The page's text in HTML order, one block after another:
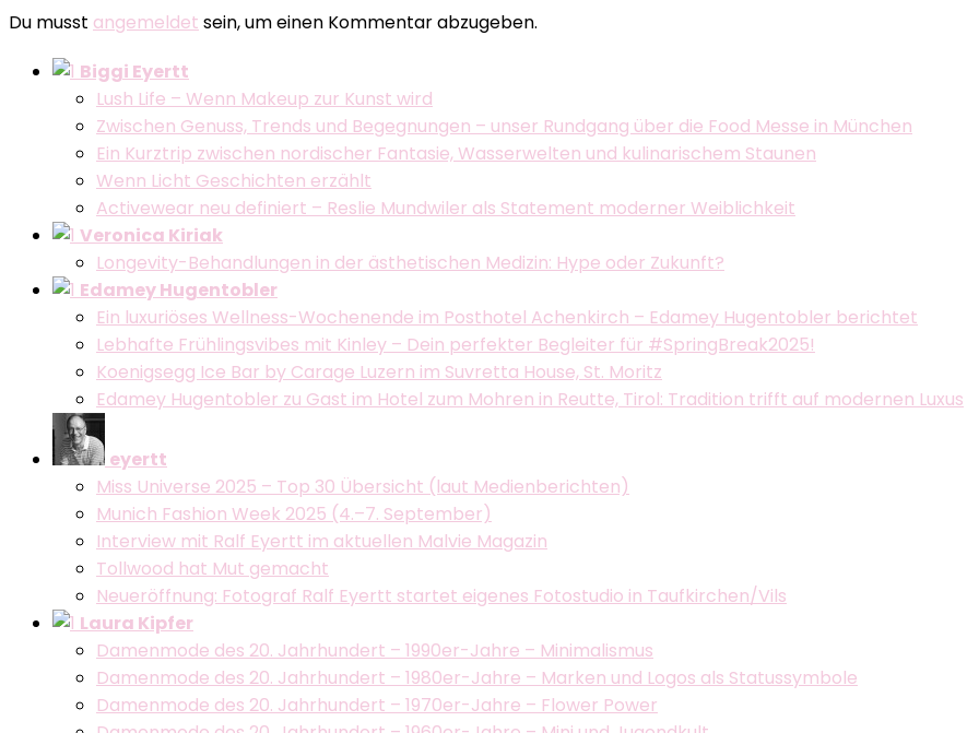
Du musst angemeldet sein, um einen Kommentar abzugeben.
Biggi Eyertt
Lush Life – Wenn Makeup zur Kunst wird
Zwischen Genuss, Trends und Begegnungen – unser Rundgang über die Food Messe in München
Ein Kurztrip zwischen nordischer Fantasie, Wasserwelten und kulinarischem Staunen
Wenn Licht Geschichten erzählt
Activewear neu definiert – Reslie Mundwiler als Statement moderner Weiblichkeit
Veronica Kiriak
Longevity-Behandlungen in der ästhetischen Medizin: Hype oder Zukunft?
Edamey Hugentobler
Ein luxuriöses Wellness-Wochenende im Posthotel Achenkirch – Edamey Hugentobler berichtet
Lebhafte Frühlingsvibes mit Kinley – Dein perfekter Begleiter für #SpringBreak2025!
Koenigsegg Ice Bar by Carage Luzern im Suvretta House, St. Moritz
Edamey Hugentobler zu Gast im Hotel zum Mohren in Reutte, Tirol: Tradition trifft auf modernen Luxus
eyertt
Miss Universe 2025 – Top 30 Übersicht (laut Medienberichten)
Munich Fashion Week 2025 (4.–7. September)
Interview mit Ralf Eyertt im aktuellen Malvie Magazin
Tollwood hat Mut gemacht
Neueröffnung: Fotograf Ralf Eyertt startet eigenes Fotostudio in Taufkirchen/Vils
Laura Kipfer
Damenmode des 20. Jahrhundert – 1990er-Jahre – Minimalismus
Damenmode des 20. Jahrhundert – 1980er-Jahre – Marken und Logos als Statussymbole
Damenmode des 20. Jahrhundert – 1970er-Jahre – Flower Power